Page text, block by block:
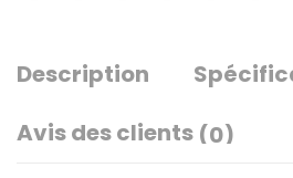
Description
Avis des clients (0)